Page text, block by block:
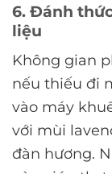
6. Đánh
liệu
Không gian
nếu thiếu đi
vào máy
với mùi
đàn hương.